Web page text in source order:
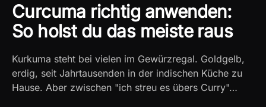
Curcuma richtig anwenden:
So holst du das meiste raus
Kurkuma steht bei vielen im Gewürzregal. Goldgelb,
erdig, seit Jahrtausenden in der indischen Küche zu
Hause. Aber zwischen "ich streu es übers Curry"…